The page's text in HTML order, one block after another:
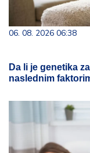
06. 08. 2026 06:38
Da li je genetika
naslednim